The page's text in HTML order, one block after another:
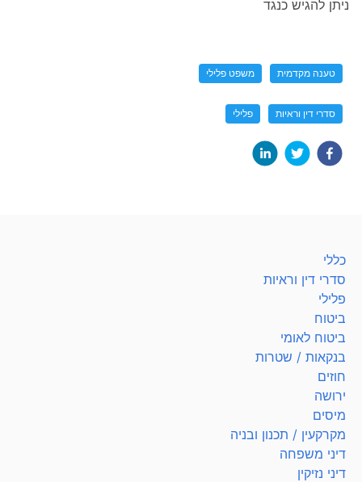
ניתן להגיש כנגד
טענה מקדמית משפט פלילי
סדרי דין וראיות פלילי
כללי
סדרי דין וראיות
פלילי
ביטוח
ביטוח לאומי
בנקאות / שטרות
חוזים
ירושה
מיסים
מקרקעין / תכנון ובניה
דיני משפחה
דיני נזיקין